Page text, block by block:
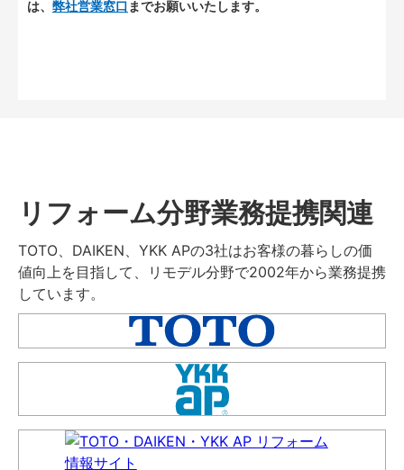
は、 弊社営業窓口 までお願いいたします。
リフォーム分野業務提携関連
TOTO、DAIKEN、YKK APの3社はお客様の暮らしの価
値向上を目指して、リモデル分野で2002年から業務提携
しています。